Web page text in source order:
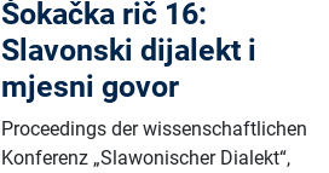
Šokačka rič 16:
Slavonski dijalekt i
mjesni govor
Proceedings der wissenschaftlichen
Konferenz „Slawonischer Dialekt“,